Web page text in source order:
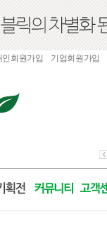
인회원가입 기업회원가입